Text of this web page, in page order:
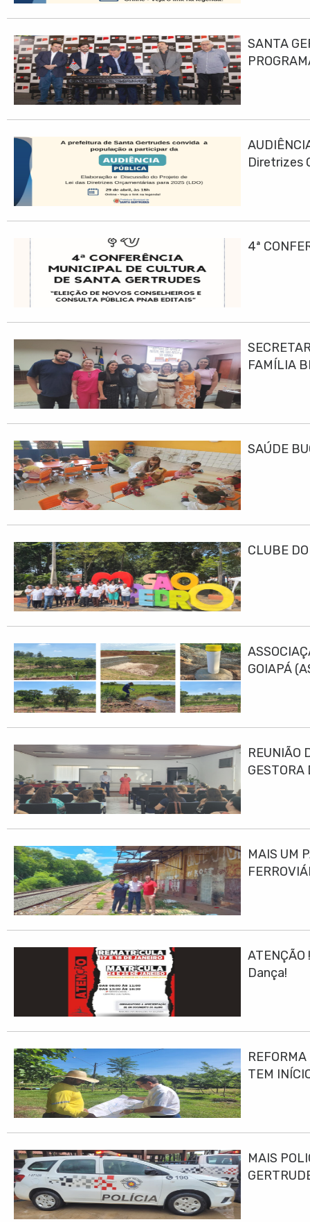
SANTA
Diretrizes
4ª
FAMÍLIA
SAÚDE
CLUBE
GOIAPÁ
REUNIÃO
GESTORA
MAIS UM
Dança!
TEM
MAIS